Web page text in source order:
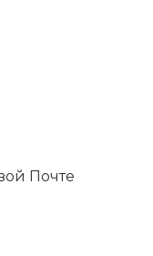
Почте